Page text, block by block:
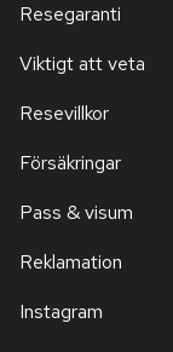
Resegaranti
Viktigt att veta
Resevillkor
Försäkringar
Pass & visum
Reklamation
Instagram